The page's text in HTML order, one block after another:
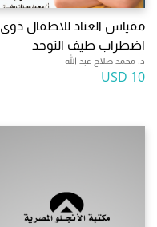
مقياس العناد للاطفال ذوى
اضطراب طيف التوحد
د. محمد صلاح عبد الله
10 USD